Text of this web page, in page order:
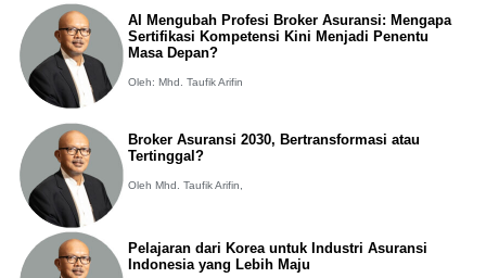
AI Mengubah Profesi Broker Asuransi: Mengapa
Sertifikasi Kompetensi Kini Menjadi Penentu
Masa Depan?
Oleh: Mhd. Taufik Arifin
Broker Asuransi 2030, Bertransformasi atau
Tertinggal?
Oleh Mhd. Taufik Arifin,
Pelajaran dari Korea untuk Industri Asuransi
Indonesia yang Lebih Maju